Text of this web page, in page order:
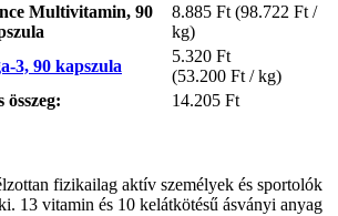
Multivitamin, 90
8.885 Ft (98.722 Ft /
kg)
3, 90 kapszula
5.320 Ft
(53.200 Ft / kg)
összeg:
14.205 Ft
fizikailag aktív személyek és sportolók
13 vitamin és 10 kelátkötésű ásványi anyag